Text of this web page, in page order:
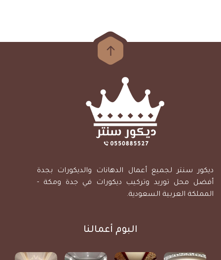
ديكور سنتر لجميع أعمال الدهانات والديكورات بجدة
أفضل محل توريد وتركيب ديكورات في جدة ومكة -
المملكة العربية السعودية.
البوم أعمالنا